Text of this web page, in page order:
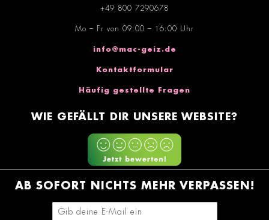
+49 800 7290678
Mo – Fr von 09:00 – 16:00 Uhr
info@mac-geiz.de
Kontaktformular
Häufig gestellte Fragen
WIE GEFÄLLT DIR UNSERE WEBSITE?
AB SOFORT NICHTS MEHR VERPASSEN!
E-Mail-Adresse eingeben